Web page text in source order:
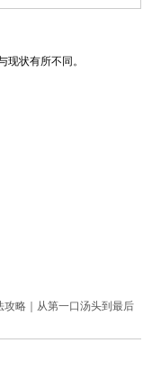
状有所不同。
攻略｜从第一口汤头到最后